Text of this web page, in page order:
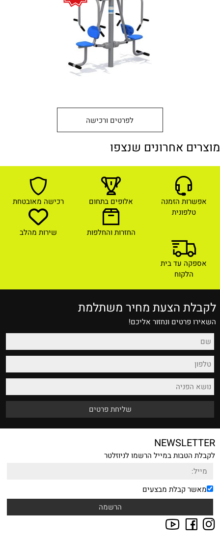
לפרטים ורכישה
מוצרים אחרונים שנצפו
אפשרות הזמנה
טלפונית
אלופים בתחום רכישה מאובטחת
החזרות והחלפות שירות מהלב
אספקה עד בית
הלקוח
לקבלת הצעת מחיר משתלמת
השאירו פרטים ונחזור אליכם!
NEWSLETTER
לקבלת הטבות במייל הרשמו לניוזלטר
מאשר קבלת מבצעים